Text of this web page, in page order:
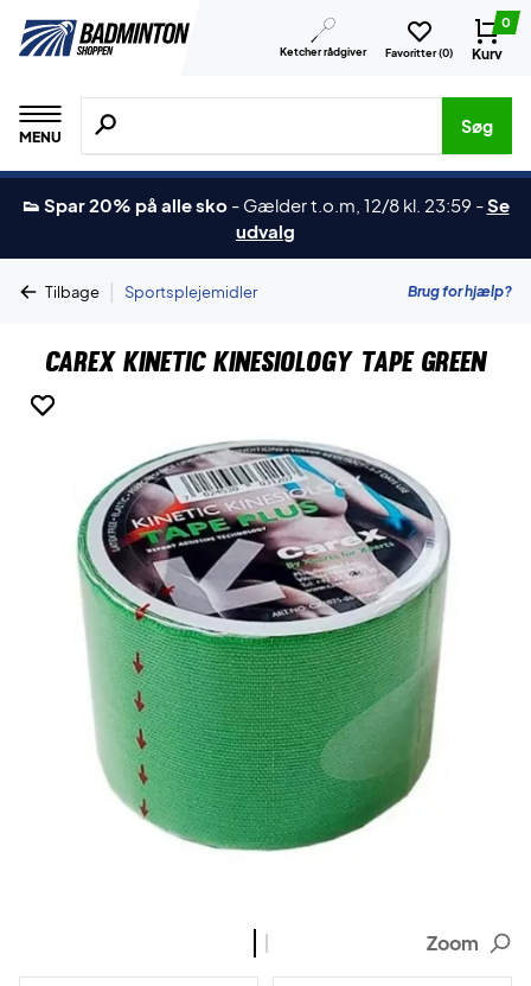
Ketcher rådgiver Favoritter (0)
0
Kurv
MENU
Søg efter produkter, mærker etc.
Søg
👟 Spar 20% på alle sko - Gælder t.o.m, 12/8 kl. 23:59 -Se
udvalg
Tilbage | Sportsplejemidler Brug for hjælp?
CareX Kinetic Kinesiology Tape Green
Zoom